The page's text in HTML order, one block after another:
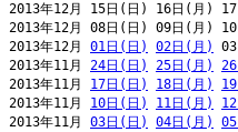
2013年12月 15日(日) 16日(月)
2013年12月 08日(日) 09日(月)
2013年12月 01日(日) 02日(月)
2013年11月 24日(日) 25日(月)
2013年11月 17日(日) 18日(月)
2013年11月 10日(日) 11日(月)
2013年11月 03日(日) 04日(月)